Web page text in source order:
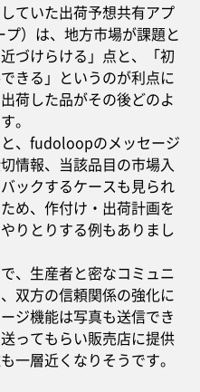
ていた出荷予想共有アプ
）は、地方市場が課題と
づけらける」点と、「初
きる」というのが利点に
荷した品がその後どのよ
。
、fudoloopのメッセージ
情報、当該品目の市場入
ックするケースも見られ
め、作付け・出荷計画を
りとりする例もありまし
、生産者と密なコミュニ
双方の信頼関係の強化に
ジ機能は写真も送信でき
ってもらい販売店に提供
一層近くなりそうです。